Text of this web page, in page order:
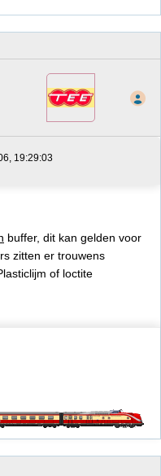
19:29:03
buffer, dit kan gelden voor
zitten er trouwens
of loctite